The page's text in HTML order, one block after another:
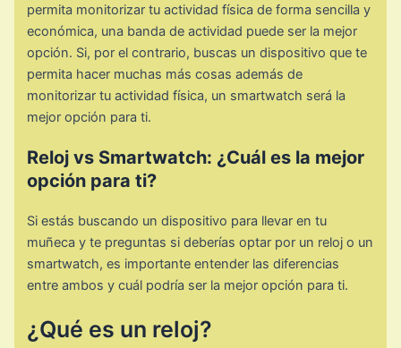
permita monitorizar tu actividad física de forma sencilla y
económica, una banda de actividad puede ser la mejor
opción. Si, por el contrario, buscas un dispositivo que te
permita hacer muchas más cosas además de
monitorizar tu actividad física, un smartwatch será la
mejor opción para ti.
Reloj vs Smartwatch: ¿Cuál es la mejor
opción para ti?
Si estás buscando un dispositivo para llevar en tu
muñeca y te preguntas si deberías optar por un reloj o un
smartwatch, es importante entender las diferencias
entre ambos y cuál podría ser la mejor opción para ti.
¿Qué es un reloj?